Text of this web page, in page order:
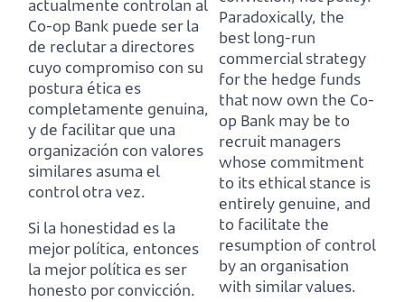
actualmente controlan al
Co-op Bank puede ser la
de reclutar a directores
cuyo compromiso con su
postura ética es
completamente genuina,
y de facilitar que una
organización con valores
similares asuma el
control otra vez.
Si la honestidad es la
mejor política, entonces
la mejor política es ser
honesto por convicción.
Paradoxically, the
best long-run
commercial strategy
for the hedge funds
that now own the Co-
op Bank may be to
recruit managers
whose commitment
to its ethical stance is
entirely genuine, and
to facilitate the
resumption of control
by an organisation
with similar values.